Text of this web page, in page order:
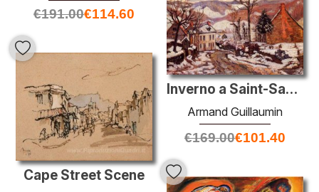
€191.00€114.60
Inverno a Saint-Sauves-d'Auvergne
Armand Guillaumin
€169.00€101.40
Cape Street Scene